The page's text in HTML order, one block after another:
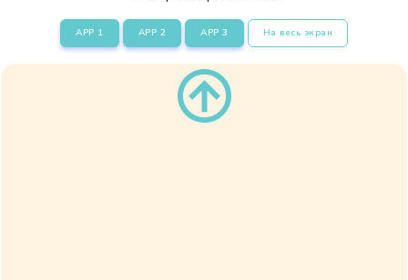
APP 1 APP 2 APP 3 На весь экран